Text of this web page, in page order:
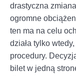
drastyczna
ogromne
ten ma na celu
działa tylko
procedury.
bilet w jedną